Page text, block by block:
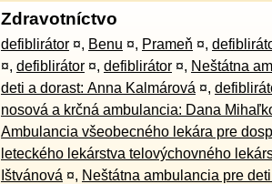
Zdravotníctvo
defiblirátor ¤, Benu ¤, Prameň ¤,
¤, defiblirátor ¤, defiblirátor ¤, Neštátna
deti a dorast: Anna Kalmárová ¤,
nosová a krčná ambulancia: Dana
Ambulancia všeobecného lekára pre
leteckého lekárstva telovýchovného
Ištvánová ¤, Neštátna ambulancia pre